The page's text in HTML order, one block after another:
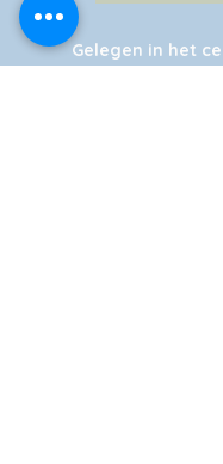
Gelegen in het